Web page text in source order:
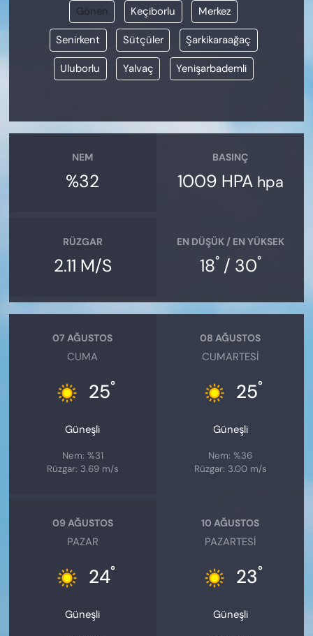
Gönen Keçiborlu Merkez
Senirkent Sütçüler Şarkikaraağaç
Uluborlu Yalvaç Yenişarbademli
NEM
%32
BASINÇ
1009 HPA hpa
RÜZGAR
2.11 M/S
EN DÜŞÜK / EN YÜKSEK
18°/ 30°
07 AĞUSTOS
CUMA
25°
Güneşli
Nem: %31
Rüzgar: 3.69 m/s
08 AĞUSTOS
CUMARTESI
25°
Güneşli
Nem: %36
Rüzgar: 3.00 m/s
09 AĞUSTOS
PAZAR
24°
Güneşli
10 AĞUSTOS
PAZARTESI
23°
Güneşli
VAN VE DİYARBAKIR HABERLERİ